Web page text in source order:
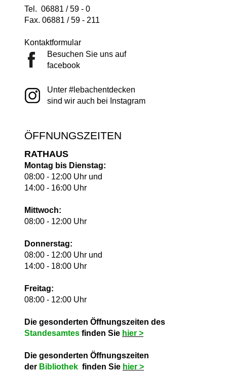
Tel. 06881 / 59 - 0
Fax. 06881 / 59 - 211
Kontaktformular
Besuchen Sie uns auf
facebook
Unter #lebachentdecken
sind wir auch bei Instagram
ÖFFNUNGSZEITEN
RATHAUS
Montag bis Dienstag:
08:00 - 12:00 Uhr und
14:00 - 16:00 Uhr
Mittwoch:
08:00 - 12:00 Uhr
Donnerstag:
08:00 - 12:00 Uhr und
14:00 - 18:00 Uhr
Freitag:
08:00 - 12:00 Uhr
Die gesonderten Öffnungszeiten des
Standesamtes finden Sie hier >
Die gesonderten Öffnungszeiten
der Bibliothek finden Sie hier >